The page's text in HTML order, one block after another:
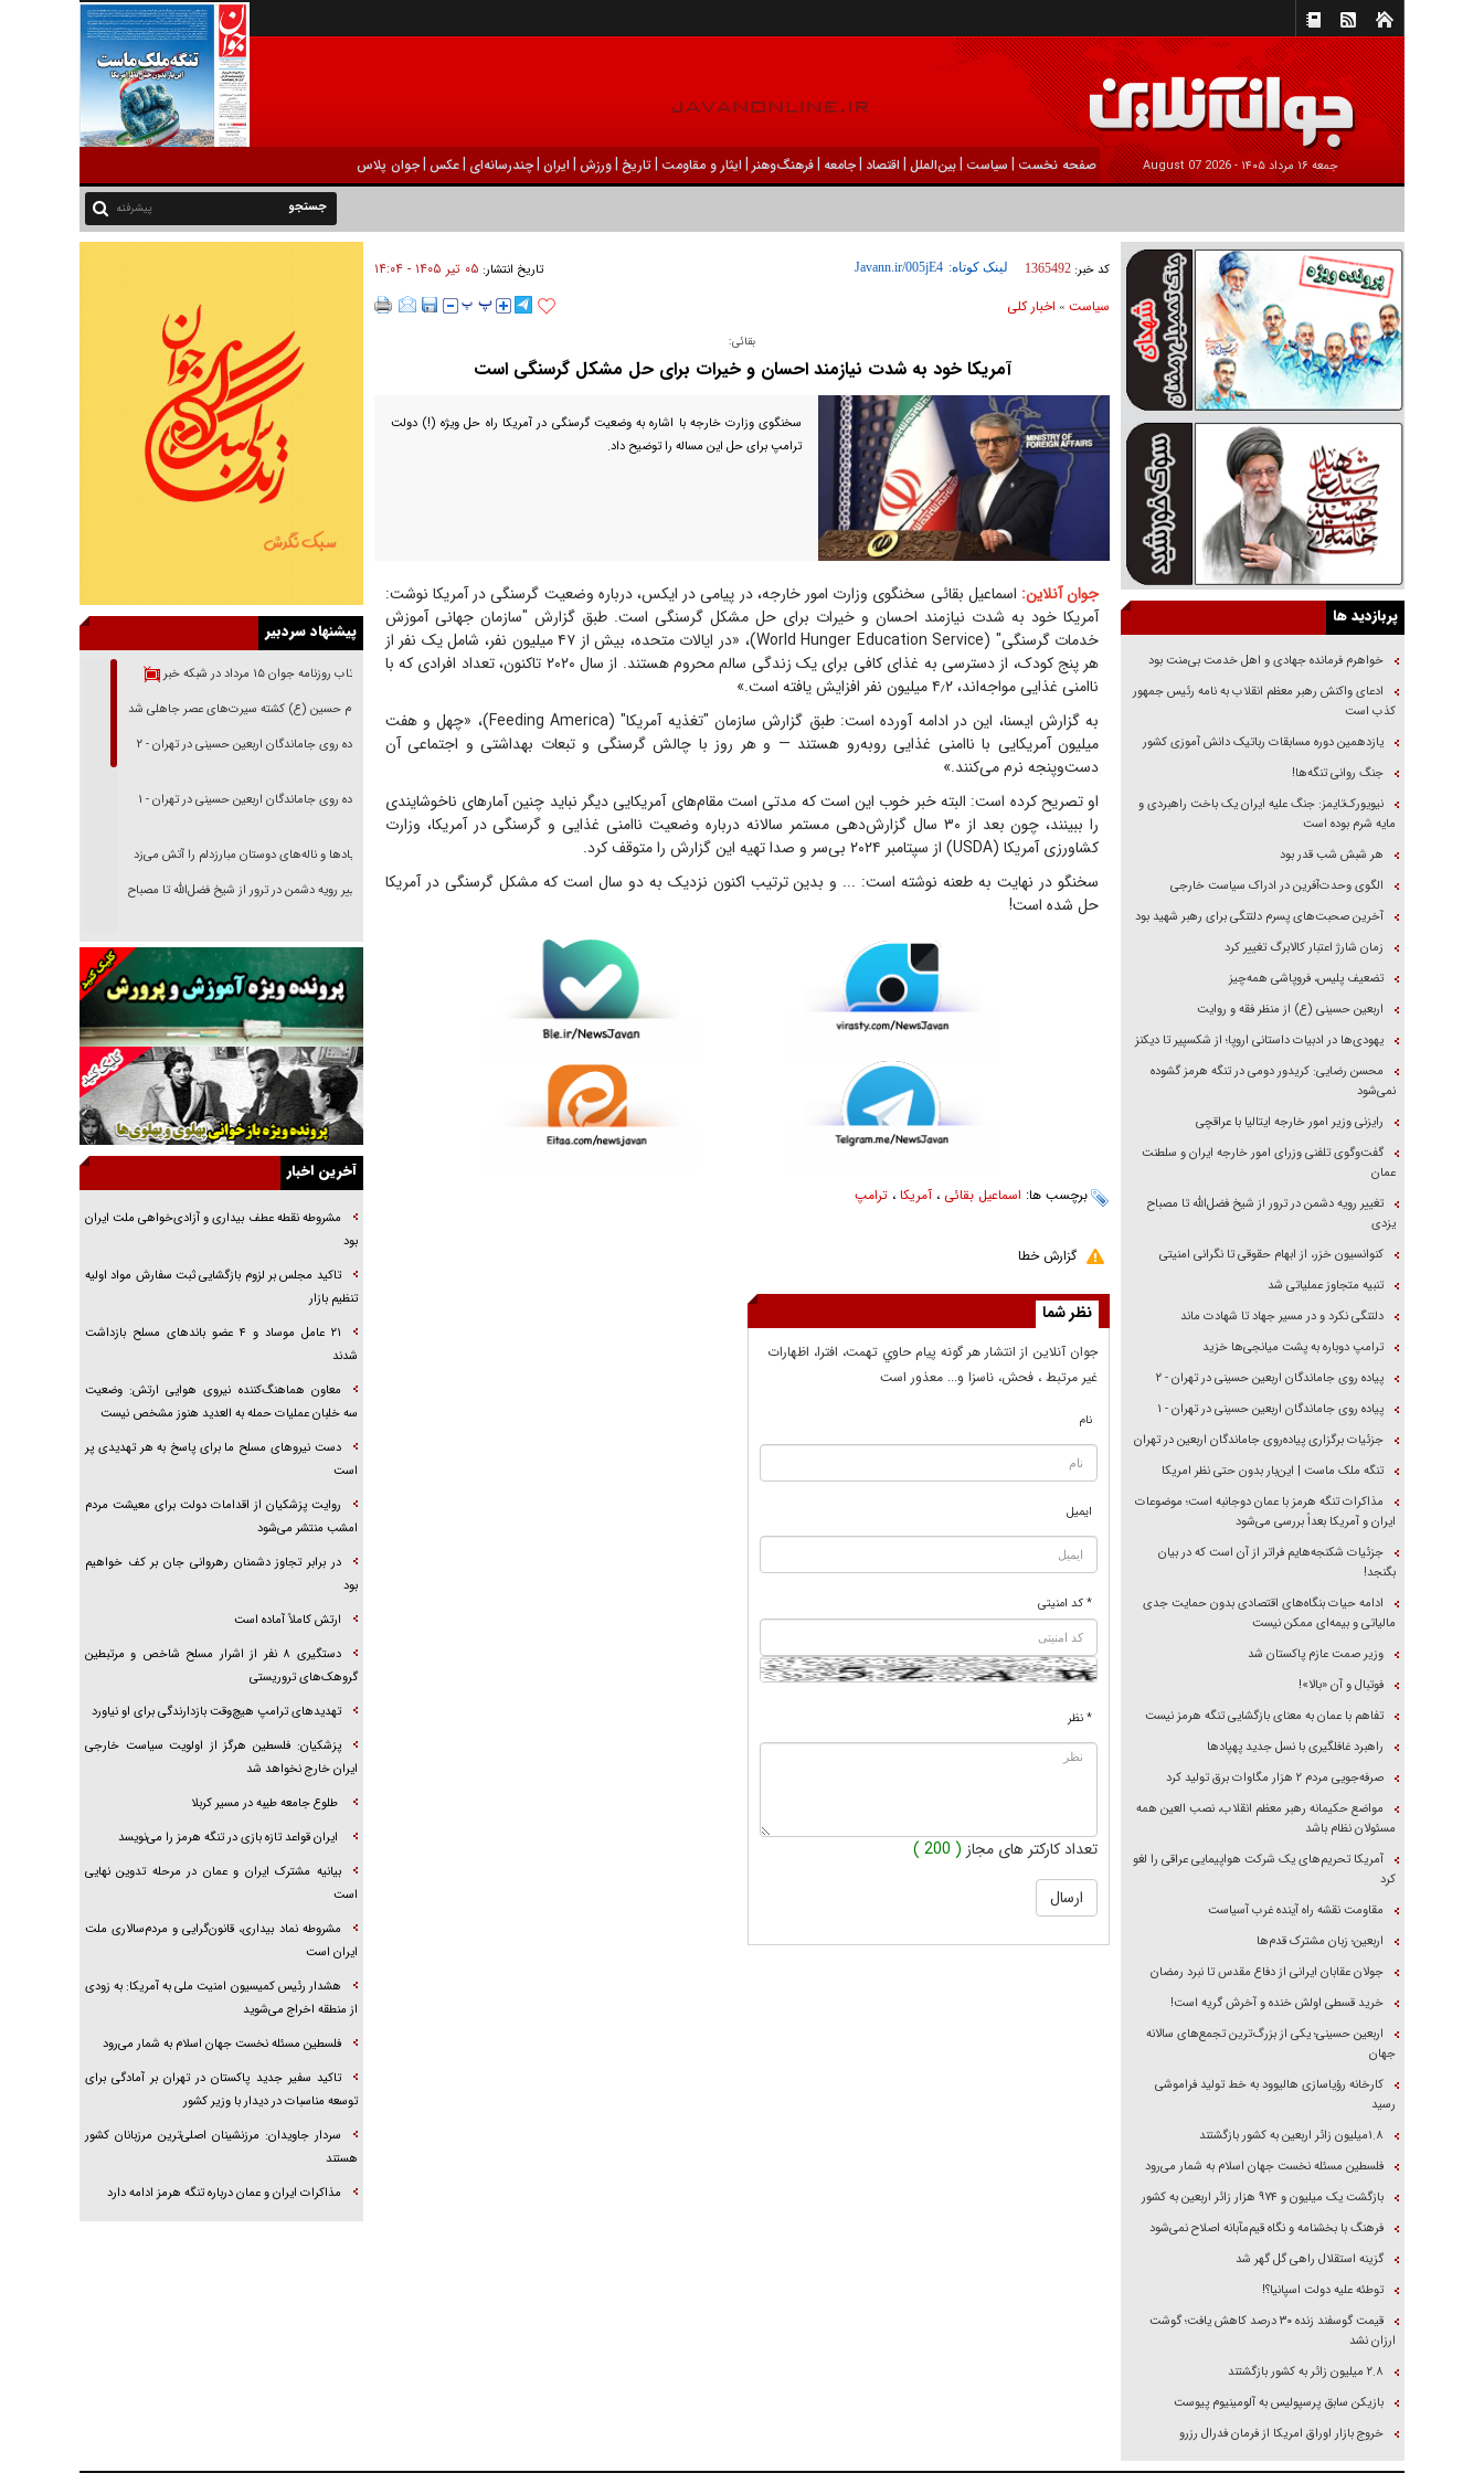
جمعه ۱۶ مرداد ۱۴۰۵ - 2026 August 07 صفحه نخست | سیاست |بين‌الملل | اقتصاد |جامعه |فرهنگ‌و‌هنر | ایثار و مقاومت |تاریخ |ورزش | ايران |چندرسانه‌ای |عکس |جوان پلاس
پیشرفته
کد خبر: 1365492 لینک کوتاه: تاریخ انتشار: ۰۵ تير ۱۴۰۵ - ۱۴:۰۴
سیاست» اخبار کلی
بقائی:
آمریکا خود به شدت نیازمند احسان و خیرات برای حل مشکل گرسنگی است
سخنگوی وزارت خارجه با اشاره به وضعیت گرسنگی در آمریکا راه حل ویژه (!) دولت
ترامپ برای حل این مساله را توضیح داد.
جوان آنلاین: اسماعیل بقائی سخنگوی وزارت امور خارجه، در پیامی در ایکس، درباره وضعیت گرسنگی در آمریکا نوشت:
آمریکا خود به شدت نیازمند احسان و خیرات برای حل مشکل گرسنگی است. طبق گزارش "سازمان جهانی آموزش
خدمات گرسنگی" (World Hunger Education Service)، «در ایالات متحده، بیش از ۴۷ میلیون نفر، شامل یک نفر از
هر پنج کودک، از دسترسی به غذای کافی برای یک زندگی سالم محروم هستند. از سال ۲۰۲۰ تاکنون، تعداد افرادی که با
ناامنی غذایی مواجه‌اند، ۴٫۲ میلیون نفر افزایش یافته است.»
به گزارش ایسنا، این در ادامه آورده است: طبق گزارش سازمان "تغذیه آمریکا" (Feeding America)، «چهل و هفت
میلیون آمریکایی با ناامنی غذایی رو‌به‌رو هستند — و هر روز با چالش گرسنگی و تبعات بهداشتی و اجتماعی آن
دست‌وپنجه نرم می‌کنند.»
او تصریح کرده است: البته خبر خوب این است که مدتی است مقام‌های آمریکایی دیگر نباید چنین آمار‌های ناخوشایندی
را ببینند، چون بعد از ۳۰ سال گزارش‌دهی مستمر سالانه درباره وضعیت ناامنی غذایی و گرسنگی در آمریکا، وزارت
کشاورزی آمریکا (USDA) از سپتامبر ۲۰۲۴ بی‌سر و صدا تهیه این گزارش را متوقف کرد.
سخنگو در نهایت به طعنه نوشته است: ... و بدین ترتیب اکنون نزدیک به دو سال است که مشکل گرسنگی در آمریکا
حل شده است!
برچسب ها: اسماعیل بقائی ، آمریکا، ترامپ
گزارش خطا
نظر شما
جوان آنلاين از انتشار هر گونه پيام حاوي تهمت، افترا، اظهارات
غير مرتبط ، فحش، ناسزا و... معذور است
نام
ایمیل
* کد امنیتی
* نظر
تعداد کارکتر های مجاز ( 200 )
پربازدید ها
خواهرم فرمانده جهادی و اهل خدمت بی‌منت بود
ادعای واکنش رهبر معظم انقلاب به نامه رئیس جمهور
کذب است
یازدهمین دوره مسابقات رباتیک دانش آموزی کشور
جنگ روانی تنگه‌ها!
نیویورک‌تایمز: جنگ علیه ایران یک باخت راهبردی و
مایه شرم بوده است
هر شبش شب قدر بود
الگوی وحدت‌آفرین در ادراک سیاست خارجی
آخرین صحبت‌های پسرم دلتنگی برای رهبر شهید بود
زمان شارژ اعتبار کالابرگ تغییر کرد
تضعیف پلیس، فروپاشی همه‌چیز
اربعین حسینی (ع) از منظر فقه و روایت
یهودی‌ها در ادبیات داستانی اروپا؛ از شکسپیر تا دیکنز
محسن رضایی: کریدور دومی در تنگه هرمز گشوده
نمی‌شود
رایزنی وزیر امور خارجه ایتالیا با عراقچی
گفت‌وگوی تلفنی وزرای امور خارجه ایران و سلطنت
عمان
تغییر رویه دشمن در ترور از شیخ فضل‌الله تا مصباح
یزدی
کنوانسیون خزر، از ابهام حقوقی تا نگرانی امنیتی
تنبیه متجاوز عملیاتی شد
دلتنگی نکرد و در مسیر جهاد تا شهادت ماند
ترامپ دوباره به پشت میانجی‌ها خزید
پیاده روی جاماندگان اربعین حسینی در تهران - ۲
پیاده روی جاماندگان اربعین حسینی در تهران - ۱
جزئیات برگزاری پیاده‌روی جاماندگان اربعین در تهران
تنگه ملک ماست | این‌بار بدون حتی نظر امریکا
مذاکرات تنگه هرمز با عمان دوجانبه است؛ موضوعات
ایران و آمریکا بعداً بررسی می‌شود
جزئیات شکنجه‌هایم فراتر از آن است که در بیان
بگنجد!
ادامه حیات بنگاه‌های اقتصادی بدون حمایت جدی
مالیاتی و بیمه‌ای ممکن نیست
وزیر صمت عازم پاکستان شد
فوتبال و آن «بالا»!
تفاهم با عمان به معنای بازگشایی تنگه هرمز نیست
راهبرد غافلگیری با نسل جدید پهپاد‌ها
صرفه‌جویی مردم ۲ هزار مگاوات برق تولید کرد
مواضع حکیمانه رهبر معظم انقلاب، نصب العین همه
مسئولان نظام باشد
آمریکا تحریم‌های یک شرکت هواپیمایی عراقی را لغو
کرد
مقاومت نقشه راه آینده غرب آسیاست
اربعین؛ زبان مشترک قدم‌ها
جولان عقابان ایرانی از دفاع مقدس تا نبرد رمضان
خرید قسطی اولش خنده و آخرش گریه است!
اربعین حسینی؛ یکی از بزرگ‌ترین تجمع‌های سالانه
جهان
کارخانه رؤیاسازی هالیوود به خط تولید فراموشی
رسید
۱.۸میلیون زائر اربعین به کشور بازگشتند
فلسطین مسئله نخست جهان اسلام به شمار می‌رود
بازگشت یک میلیون و ۹۷۴ هزار زائر اربعین به کشور
فرهنگ با بخشنامه و نگاه قیم‌مآبانه اصلاح نمی‌شود
گزینه استقلال راهی گل گهر شد
توطئه علیه دولت اسپانیا؟!
قیمت گوسفند زنده ۳۰ درصد کاهش یافت؛ گوشت
ارزان نشد
۲.۸ میلیون زائر به کشور بازگشتند
بازیکن سابق پرسپولیس به آلومینیوم پیوست
خروج بازار اوراق امریکا از فرمان فدرال رزرو
پیشنهاد سردبیر
بازتاب روزنامه جوان ۱۵ مرداد در شبکه خبر
امام حسین (ع) کشته سیرت‌های عصر جاهلی شد
پیاده روی جاماندگان اربعین حسینی در تهران - ۲
پیاده روی جاماندگان اربعین حسینی در تهران - ۱
فریاد‌ها و ناله‌های دوستان مبارزدلم را آتش می‌زد
تغییر رویه دشمن در ترور از شیخ فضل‌الله تا مصباح
خرید قسطی اولش خنده و آخرش گریه است!
فوتبال و آن «بالا»!
راهبرد غافلگیری با نسل جدید پهپاد‌ها
جنجال پزشکان تقلبی در صنعت زیبایی
یهودی‌ها در ادبیات داستانی اروپا؛ از شکسپیر تا
دیکنز
گفت‌وگو با خواهر یکی از شهدای جنگ رمضان/
خواهرم فرمانده جهادی و اهل خدمت بی‌منت بود
بگنجد!
برابر یورش به پاسگاه‌های پلیس
تحلیل ابعاد پیام رهبر انقلاب به حزب‌الله/ مقاومت
نقشه راه آینده غرب آسیا
آخرین اخبار
مشروطه نقطه عطف بیداری و آزادی‌خواهی ملت ایران
بود
تاکید مجلس بر لزوم بازگشایی ثبت سفارش مواد اولیه
تنظیم بازار
۲۱ عامل موساد و ۴ عضو باند‌های مسلح بازداشت
شدند
معاون هماهنگ‌کننده نیروی هوایی ارتش: وضعیت
سه خلبان عملیات حمله به العدید هنوز مشخص نیست
دست نیرو‌های مسلح ما برای پاسخ به هر تهدیدی پر
است
روایت پزشکیان از اقدامات دولت برای معیشت مردم
امشب منتشر می‌شود
در برابر تجاوز دشمنان رهروانی جان بر کف خواهیم
بود
ارتش کاملاً آماده است
دستگیری ۸ نفر از اشرار مسلح شاخص و مرتبطین
گروهک‌های تروریستی
تهدید‌های ترامپ هیچ‌وقت بازدارندگی برای او نیاورد
پزشکیان: فلسطین هرگز از اولویت سیاست خارجی
ایران خارج نخواهد شد
طلوع جامعه طیبه در مسیر کربلا
ایران قواعد تازه بازی در تنگه هرمز را می‌نویسد
بیانیه مشترک ایران و عمان در مرحله تدوین نهایی
است
مشروطه نماد بیداری، قانون‌گرایی و مردم‌سالاری ملت
ایران است
هشدار رئیس کمیسیون امنیت ملی به آمریکا: به زودی
از منطقه اخراج می‌شوید
فلسطین مسئله نخست جهان اسلام به شمار می‌رود
تاکید سفیر جدید پاکستان در تهران بر آمادگی برای
توسعه مناسبات در دیدار با وزیر کشور
سردار جاویدان: مرزنشینان اصلی‌ترین مرزبانان کشور
هستند
مذاکرات ایران و عمان درباره تنگه هرمز ادامه دارد